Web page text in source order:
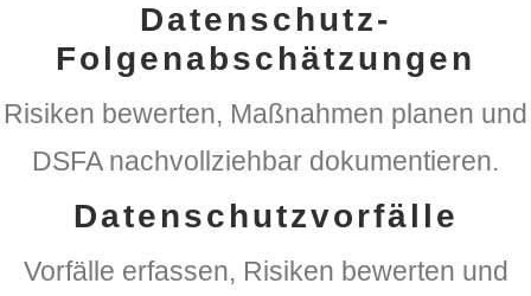
Datenschutz-
Folgenabschätzungen
Risiken bewerten, Maßnahmen planen und
DSFA nachvollziehbar dokumentieren.
Datenschutzvorfälle
Vorfälle erfassen, Risiken bewerten und